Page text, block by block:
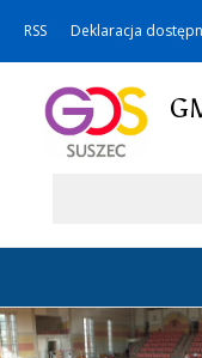
RSS Deklaracja